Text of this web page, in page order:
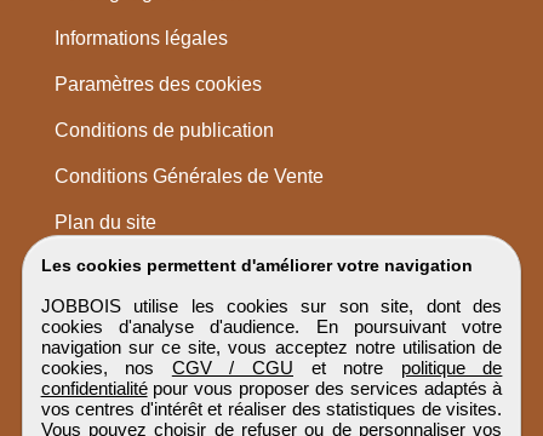
Les cookies permettent d'améliorer votre navigation
JOBBOIS utilise les cookies sur son site, dont des
cookies d'analyse d'audience. En poursuivant votre
navigation sur ce site, vous acceptez notre utilisation de
cookies, nos CGV / CGU et notre politique de
confidentialitépour vous proposer des services adaptés à
vos centres d'intérêt et réaliser des statistiques de visites.
Vous pouvez choisir de refuser ou de personnaliser vos
Informations légales
Paramètres des cookies
Conditions de publication
Conditions Générales de Vente
Plan du site